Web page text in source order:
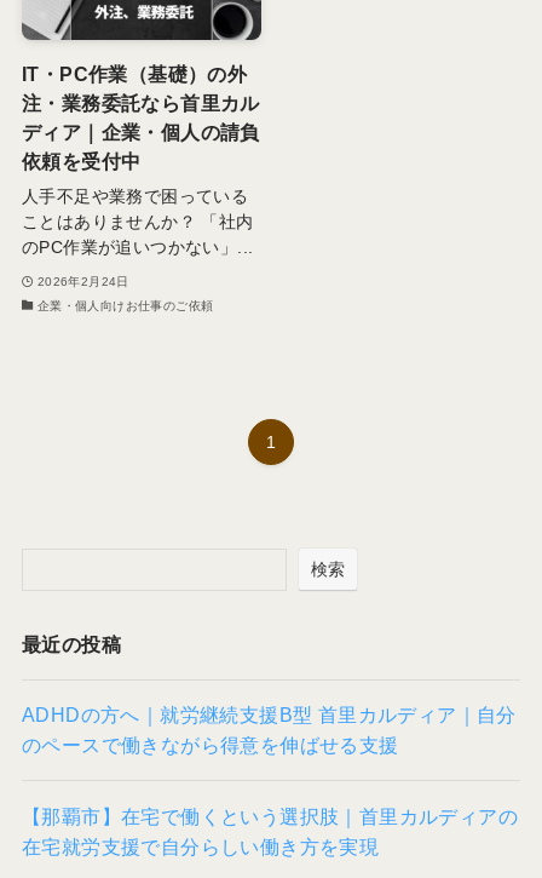
IT・PC作業（基礎）の外
注・業務委託なら首里カル
ディア｜企業・個人の請負
依頼を受付中
人手不足や業務で困っている
ことはありませんか？ 「社内
のPC作業が追いつかない」...
2026年2月24日
企業・個人向けお仕事のご依頼
1
検索
最近の投稿
ADHDの方へ｜就労継続支援B型 首里カルディア｜自分
のペースで働きながら得意を伸ばせる支援
【那覇市】在宅で働くという選択肢｜首里カルディアの
在宅就労支援で自分らしい働き方を実現